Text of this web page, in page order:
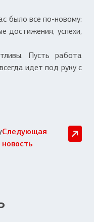
было все по-новому:
достижения, успехи,
Пусть работа
идет под руку с
Следующая
новость